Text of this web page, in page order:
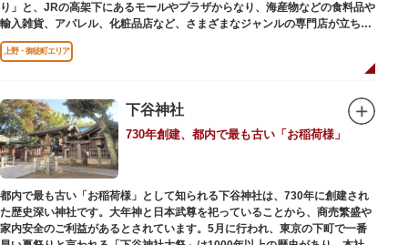
り」と、JRの高架下にあるモールやプラザからなり、海産物などの食料品や
輸入雑貨、アパレル、化粧品店など、さまざまなジャンルの専門店が立ち並
んでいます。活気ある呼び込みが飛び交うなかで、店員さんとの会話も楽し
みながら目玉商品や特価品を探せるのが魅力のひとつ。年末の叩き売りは風
アメ横のはじまりは、物資が底をついた第二次世界大戦後にできた闇市。多
くの闇市が的屋の仕切りであったのに対して、アメ横は満州からの復員兵が
共同体となり連合会を結成。出店を統制し、商店街が形成されました。
当時、JR上野駅のすぐ南に発生した闇市は、飴を販売する屋台があったこと
から「アメヤ横丁（飴屋通り）」と呼ばれるように。反対側のJR御徒町付近
には、アメリカ進駐軍の放出物資を販売する店ができたので「アメリカ横丁
（アメリカ通り）」と呼ばれるようになりました。この2つのエリアが統合
され、今の「アメ横」になったと言われています。
上野・御徒町エリア
下谷神社
730年創建、都内で最も古い「お稲荷様」
都内で最も古い「お稲荷様」として知られる下谷神社は、730年に創建され
た歴史深い神社です。大年神と日本武尊を祀っていることから、商売繁盛や
家内安全のご利益があるとされています。5月に行われ、東京の下町で一番